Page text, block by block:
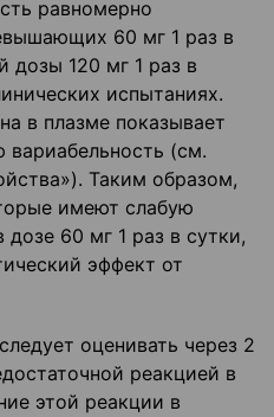
равномерно
60 мг 1 раз в
дозы 120 мг 1 раз в
испытаниях.
в плазме показывает
(см.
Таким образом,
имеют слабую
60 мг 1 раз в сутки,
эффект от
оценивать через 2
реакцией в
этой реакции в